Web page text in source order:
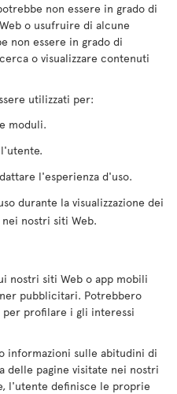
non essere in grado di
o usufruire di alcune
non essere in grado di
o visualizzare contenuti
utilizzati per:
moduli.
l'esperienza d'uso.
durante la visualizzazione dei
nostri siti Web.
nostri siti Web o app mobili
pubblicitari. Potrebbero
profilare i gli interessi
informazioni sulle abitudini di
delle pagine visitate nei nostri
l'utente definisce le proprie